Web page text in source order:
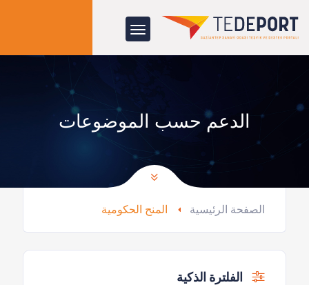
الدعم حسب الموضوعات
الصفحة الرئيسية المنح الحكومية
الفلترة الذكية